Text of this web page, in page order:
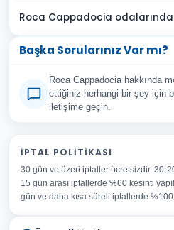
Roca Cappadocia
Başka Sorularınız Var mı?
Roca Cappadocia hakkında
ettiğiniz herhangi bir şey için
iletişime geçin.
Adınız Soyadınız
E-posta Adresiniz
Konu
İPTAL POLITIKASI
30 gün ve üzeri iptaller ücretsizdir. 30-
15 gün arası iptallerde %60 kesinti
gün ve daha kısa süreli iptallerde %100